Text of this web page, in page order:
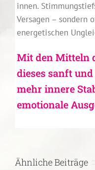
innen.
Versagen – sondern
energetischen
Mit den Mitteln
dieses sanft
mehr innere
emotionale
Ähnliche Beiträge